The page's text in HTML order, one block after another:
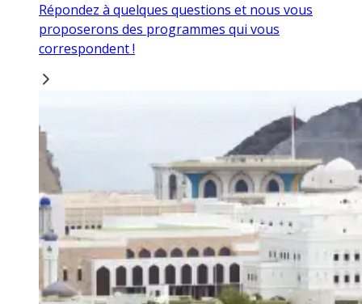
Répondez à quelques questions et nous vous
proposerons des programmes qui vous
correspondent !